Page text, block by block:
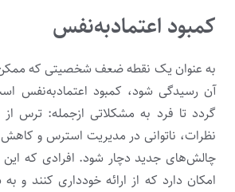
کمبود اعتمادبه‌نفس
به عنوان یک نقطه ضعف شخصیتی که
آن رسیدگی شود، کمبود اعتمادبه‌نفس
گردد تا فرد به مشکلاتی ازجمله: ترس از
نظرات، ناتوانی در مدیریت استرس و کاهش
چالش‌های جدید دچار شود. افرادی که این
امکان دارد که از ارائه خودداری کنند و